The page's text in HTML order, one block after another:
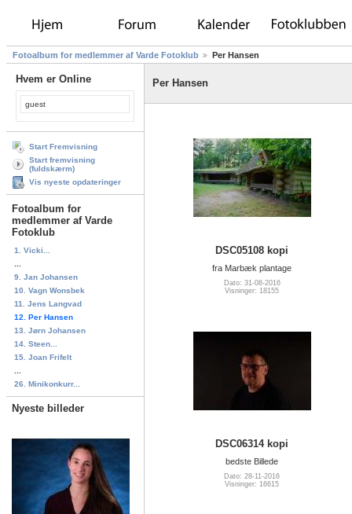
Fotoalbum for medlemmer af Varde Fotoklub Per Hansen
Hvem er Online
guest
Start Fremvisning
Start fremvisning
(fuldskærm)
Vis nyeste opdateringer
Fotoalbum for
medlemmer af Varde
Fotoklub
1. Vicki...
9. Jan Johansen
10. Vagn Wonsbek
11. Jens Langvad
12. Per Hansen
13. Jørn Johansen
14. Steen...
15. Joan Frifelt
26. Minikonkurr...
Nyeste billeder
Per Hansen
DSC05108 kopi
fra Marbæk plantage
Dato: 31-08-2016
Visninger: 18155
DSC06314 kopi
bedste Billede
Dato: 28-11-2016
Visninger: 16615